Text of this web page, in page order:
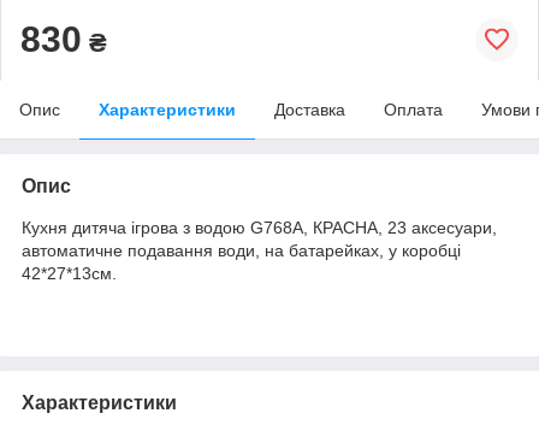
830 ₴
Опис Характеристики Доставка Оплата Умови
Опис
Кухня дитяча ігрова з водою G768A, КРАСНА, 23 аксесуари,
автоматичне подавання води, на батарейках, у коробці
42*27*13см.
Характеристики